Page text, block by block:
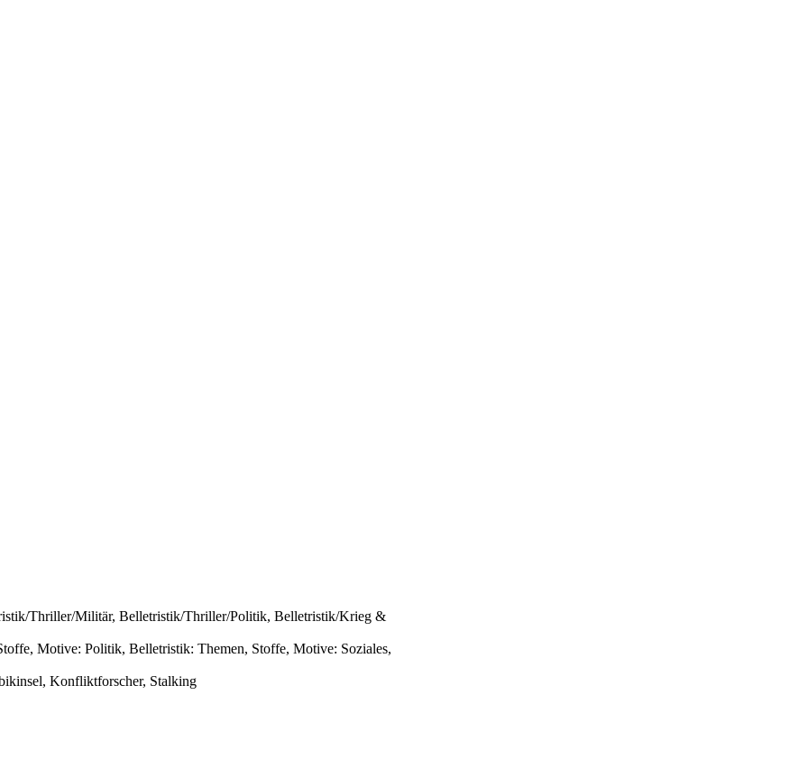
Thriller/Militär, Belletristik/Thriller/Politik, Belletristik/Krieg &
Motive: Politik, Belletristik: Themen, Stoffe, Motive: Soziales,
Konfliktforscher, Stalking